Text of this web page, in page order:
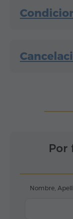
Por
Nombre,